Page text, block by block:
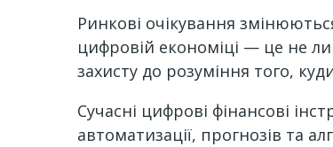
Ринкові очікування
цифровій економіці — це не
захисту до розуміння того,
Сучасні цифрові фінансові
автоматизації, прогнозів та